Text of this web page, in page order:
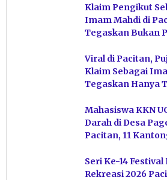
Klaim Pengikut
Imam Mahdi di
Tegaskan Bukan
Viral di Pacitan,
Klaim Sebagai
Tegaskan Hanya
Mahasiswa KKN
Darah di Desa
Pacitan, 11
Seri Ke-14
Rekreasi 2026